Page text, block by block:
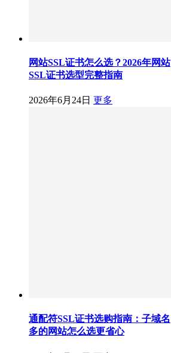
网站SSL证书怎么选？2026年网站
SSL证书选型完整指南
2026年6月24日 更多
通配符SSL证书选购指南：子域名
多的网站怎么选更省心